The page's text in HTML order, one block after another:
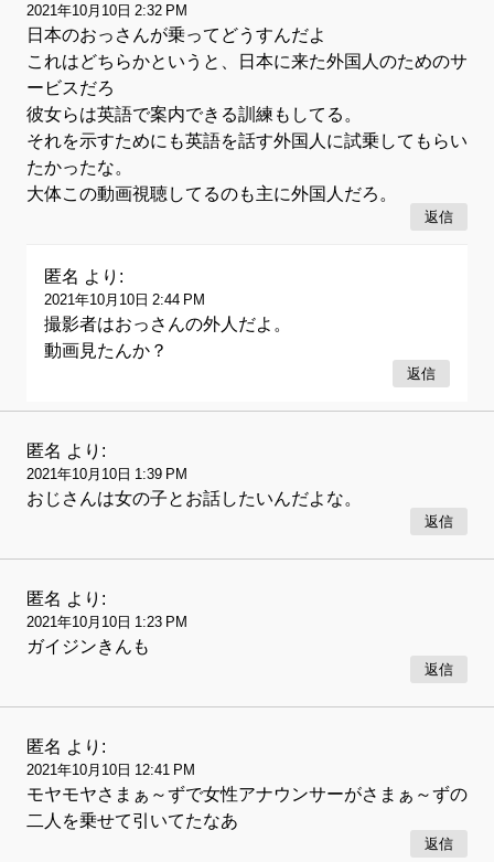
2021年10月10日 2:32 PM
日本のおっさんが乗ってどうすんだよ
これはどちらかというと、日本に来た外国人のためのサ
ービスだろ
彼女らは英語で案内できる訓練もしてる。
それを示すためにも英語を話す外国人に試乗してもらい
たかったな。
大体この動画視聴してるのも主に外国人だろ。
返信
匿名 より:
2021年10月10日 2:44 PM
撮影者はおっさんの外人だよ。
動画見たんか？
返信
匿名 より:
2021年10月10日 1:39 PM
おじさんは女の子とお話したいんだよな。
返信
匿名 より:
2021年10月10日 1:23 PM
ガイジンきんも
返信
匿名 より:
2021年10月10日 12:41 PM
モヤモヤさまぁ～ずで女性アナウンサーがさまぁ～ずの
二人を乗せて引いてたなあ
返信